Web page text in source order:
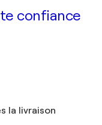
confiance
la livraison